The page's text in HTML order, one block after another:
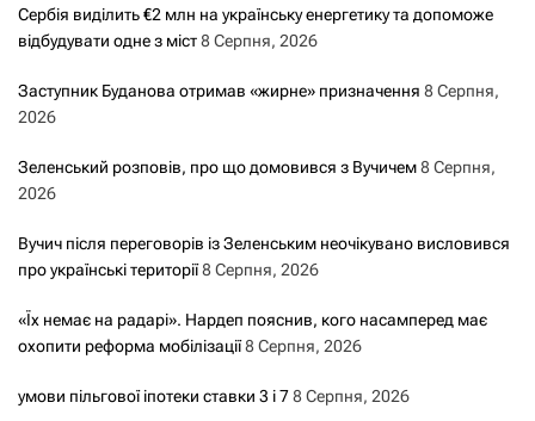
Сербія виділить €2 млн на українську енергетику та допоможе
відбудувати одне з міст8 Серпня, 2026
Заступник Буданова отримав «жирне» призначення 8 Серпня,
2026
Зеленський розповів, про що домовився з Вучичем8 Серпня,
2026
Вучич після переговорів із Зеленським неочікувано висловився
про українські території8 Серпня, 2026
«Їх немає на радарі». Нардеп пояснив, кого насамперед має
охопити реформа мобілізації8 Серпня, 2026
умови пільгової іпотеки ставки 3 і 78 Серпня, 2026